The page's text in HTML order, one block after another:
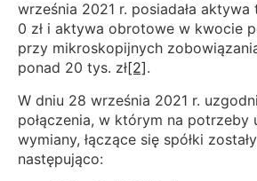
września 2021 r. posiadała aktywa
0 zł i aktywa obrotowe w kwocie
przy mikroskopijnych
ponad 20 tys. zł[2].
W dniu 28 września 2021 r.
połączenia, w którym na potrzeby
wymiany, łączące się spółki
następująco: